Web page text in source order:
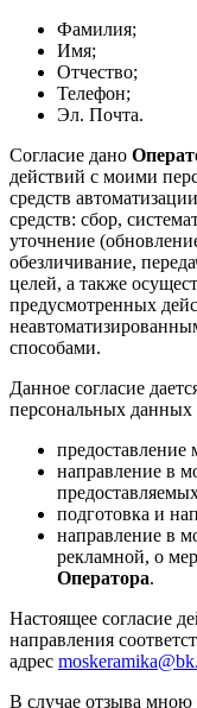
Фамилия;
Имя;
Отчество;
Телефон;
Эл. Почта.
Согласие дано
действий с моими
средств
средств: сбор,
уточнение
обезличивание,
целей, а также
предусмотренных
способами.
Данное согласие
персональных
предоставление
направление в
подготовка и
направление в
рекламной, о
Оператора.
Настоящее согласие
направления
адрес
В случае отзыва мною